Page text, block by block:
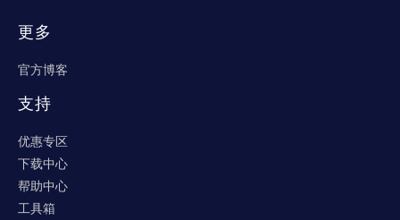
更多
官方博客
支持
优惠专区
下载中心
帮助中心
工具箱